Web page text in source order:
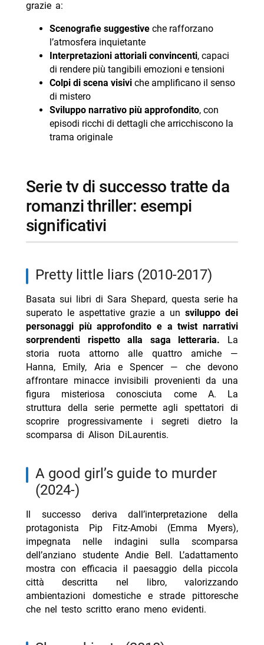
grazie a:
Scenografie suggestiveche rafforzano
l’atmosfera inquietante
Interpretazioni attoriali convincenti, capaci
di rendere più tangibili emozioni e tensioni
Colpi di scena visiviche amplificano il senso
di mistero
Sviluppo narrativo più approfondito, con
episodi ricchi di dettagli che arricchiscono la
trama originale
serie tv di successo tratte da
romanzi thriller: esempi
significativi
pretty little liars (2010-2017)
Basata sui libri di Sara Shepard, questa serie ha
superato le aspettative grazie a un sviluppo dei
personaggi più approfondito e a twist narrativi
sorprendenti rispetto alla saga letteraria. La
storia ruota attorno alle quattro amiche —
Hanna, Emily, Aria e Spencer — che devono
affrontare minacce invisibili provenienti da una
figura misteriosa conosciuta come A. La
struttura della serie permette agli spettatori di
scoprire progressivamente i segreti dietro la
scomparsa di Alison DiLaurentis.
a good girl’s guide to murder
(2024-)
Il successo deriva dall’interpretazione della
protagonista Pip Fitz-Amobi (Emma Myers),
impegnata nelle indagini sulla scomparsa
dell’anziano studente Andie Bell. L’adattamento
mostra con efficacia il paesaggio della piccola
città descritta nel libro, valorizzando
ambientazioni domestiche e strade pittoresche
che nel testo scritto erano meno evidenti.